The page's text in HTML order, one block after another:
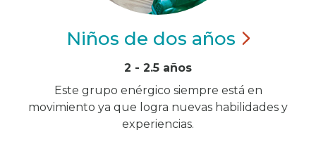
Niños de dos años
2 - 2.5 años
Este grupo enérgico siempre está en
movimiento ya que logra nuevas habilidades y
experiencias.